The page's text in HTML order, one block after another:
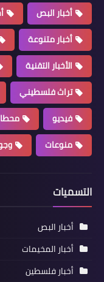
أخبار ‏المخيمات
محاضرة
الحلوة
أخبار البص
أخبار متنوعة
الأخبار التقنية
تراث فلسطيني
فيديو
منوعات
التسميات
أخبار البص
أخبار المخيمات
أخبار فلسطين